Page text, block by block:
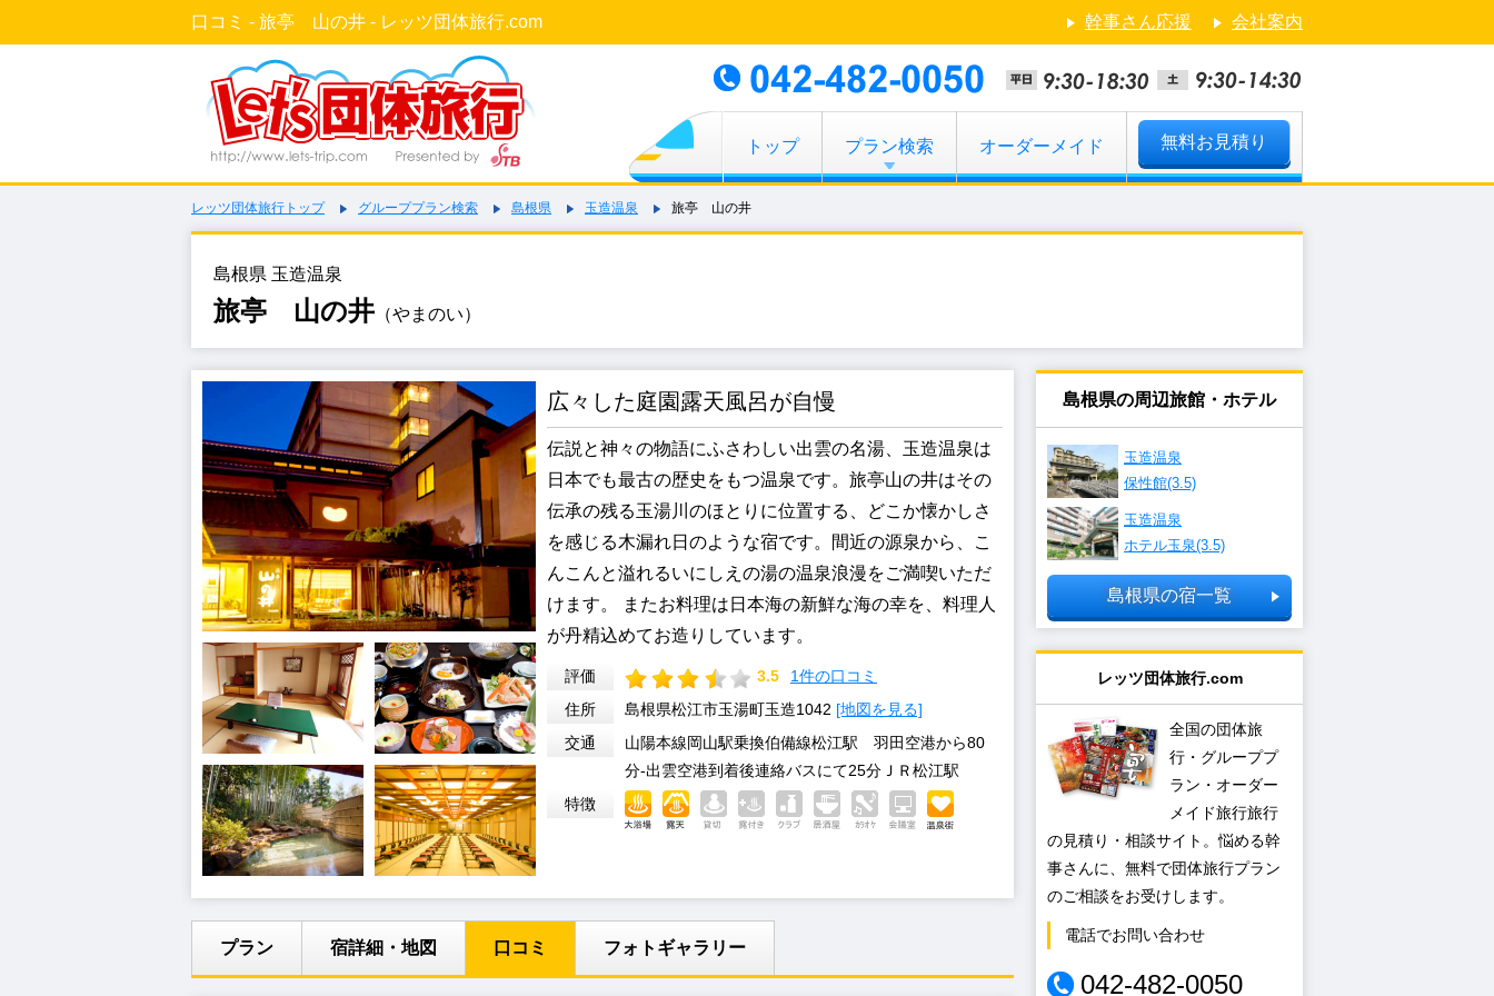
口コミ - 旅亭 山の井 - レッツ団体旅行.com 幹事さん応援 会社案内
トップ プラン検索 オーダーメイド 無料お見積り
レッツ団体旅行トップ グループプラン検索 島根県 玉造温泉 旅亭 山の井
島根県 玉造温泉
旅亭 山の井 （やまのい）
広々した庭園露天風呂が自慢
伝説と神々の物語にふさわしい出雲の名湯、玉造温泉は
日本でも最古の歴史をもつ温泉です。旅亭山の井はその
伝承の残る玉湯川のほとりに位置する、どこか懐かしさ
を感じる木漏れ日のような宿です。間近の源泉から、こ
んこんと溢れるいにしえの湯の温泉浪漫をご満喫いただ
けます。 またお料理は日本海の新鮮な海の幸を、料理人
が丹精込めてお造りしています。
評価 3.5
1件の口コミ
住所
島根県松江市玉湯町玉造1042 [地図を見る]
交通
山陽本線岡山駅乗換伯備線松江駅 羽田空港から80
分-出雲空港到着後連絡バスにて25分ＪＲ松江駅
特徴
プラン 宿詳細・地図 口コミ フォトギャラリー
島根県の周辺旅館・ホテル
玉造温泉
保性館(3.5)
玉造温泉
ホテル玉泉(3.5)
島根県の宿一覧
レッツ団体旅行.com
全国の団体旅
行・グループプ
ラン・オーダー
メイド旅行旅行
の見積り・相談サイト。悩める幹
事さんに、無料で団体旅行プラン
のご相談をお受けします。
電話でお問い合わせ
042-482-0050